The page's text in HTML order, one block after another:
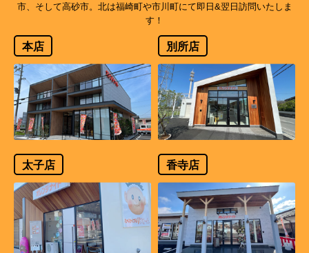
市、そして高砂市。北は福崎町や市川町にて即日&翌日訪問いたしま
す！
本店 別所店
太子店 香寺店